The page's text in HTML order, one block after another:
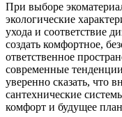
При выборе
экологические
ухода и соответствие
создать комфортное,
ответственное
современные
уверенно сказать, что
сантехнические
комфорт и будущее